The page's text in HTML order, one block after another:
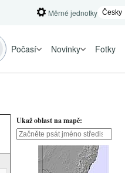
Měrné jednotky
Počasí Novinky Fotky
Ukaž oblast na mapě: